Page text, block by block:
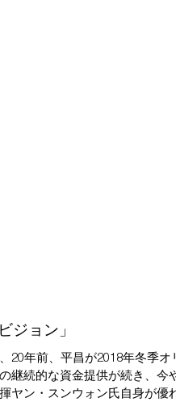
ジョン」
20年前、平昌が2018年冬季
継続的な資金提供が続き、今
ヤン・スンウォン氏自身が